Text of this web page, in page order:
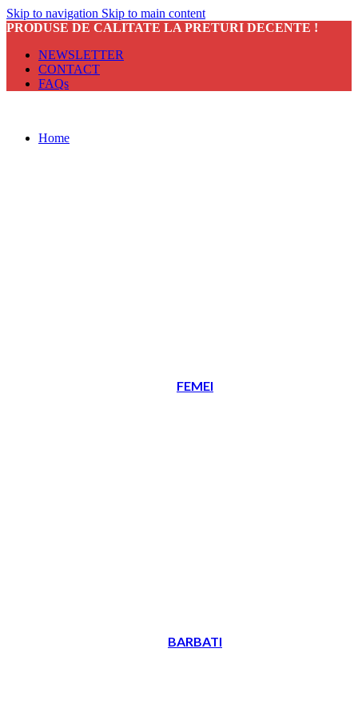
Skip to navigation Skip to main content
PRODUSE DE CALITATE LA PRETURI DECENTE !
NEWSLETTER
CONTACT
FAQs
Home
FEMEI
BARBATI